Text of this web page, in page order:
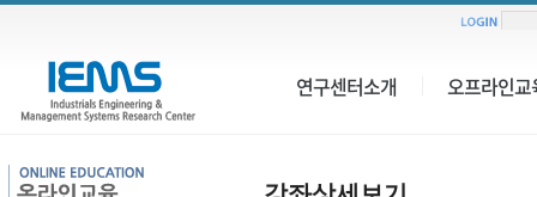
연구센터소개 오프라인교
강